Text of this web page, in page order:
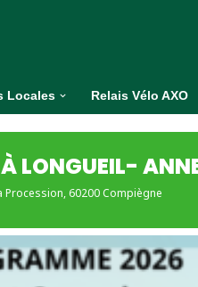
Locales Relais Vélo AXO
LONGUEIL-
Procession, 60200 Compiègne